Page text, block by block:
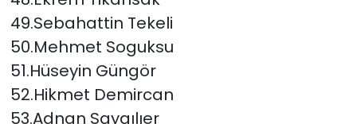
49.Sebahattin Tekeli
50.Mehmet Soguksu
51.Hüseyin Güngör
52.Hikmet Demircan
53.Adnan Saygılıer